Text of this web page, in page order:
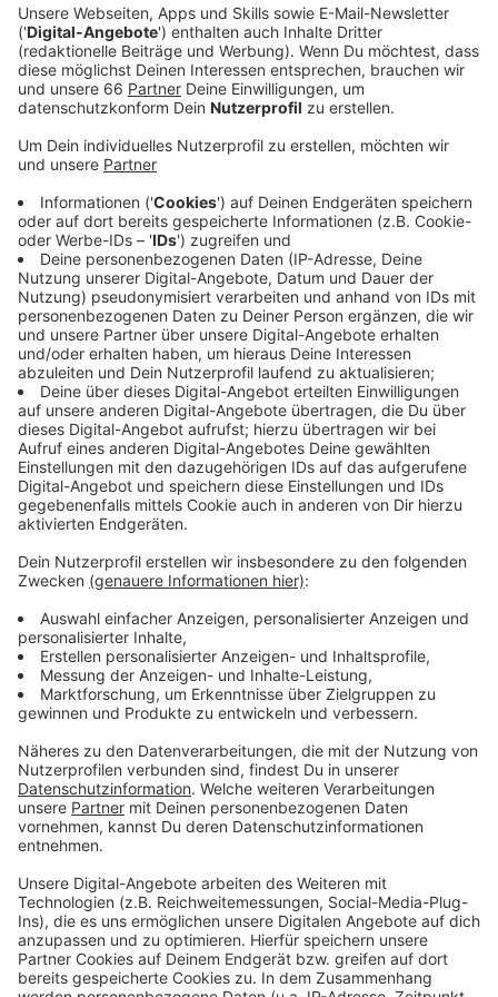
Interessengemeinschaft Kindertagespflege (IG
Kindertagespflege) hat eine Mail an das Büro des
Oberbürgermeisters geschrieben.
Veröffentlicht:Dienstag, 21.05.2024 11:58
Anzeige
Weder der Oberbürgermeister noch andere Mitglieder
der CDU im zuständigen Ausschuss hätten Interesse
an einem Gespräch, so heißt es in der Mail. Mit den
anderen Parteien habe es Gespräche gegeben.
Hintergrund des Konflikts ist, dass die
Stadtverwaltung um OB Keller Änderungen in der
Kindertagespflege plant. Eltern, aber vorallem
Kindertagesmütter und -väter befürchten negative
Auswirkungen. Letzte Woche hatte OB Keller in einer
Mail versichert, dass durch die Änderungen so wörtlich
"alle Aspekte der Kindertagespflege angemessen
berücksichtigen werden".
Anzeige
Weitere Infos und Links zum Thema:
Anzeige
So haben wir am Freitag berichtet
Das stört die IG Kindertagespflege an den
geplanten Änderungen in der Kindertagespflege
Das ist bislang über die geplanten Änderungen in
der Kindertagespflege geplant
Anzeige